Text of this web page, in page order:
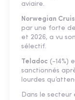
aviaire.
Norwegian
par une forte
et 2026, a vu
sélectif.
Teladoc (-14%)
sanctionnés
lourdes
Dans le secteur